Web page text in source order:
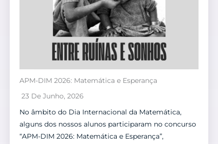
APM-DIM 2026: Matemática e Esperança
23 De Junho, 2026
No âmbito do Dia Internacional da Matemática,
alguns dos nossos alunos participaram no concurso
“APM-DIM 2026: Matemática e Esperança”,